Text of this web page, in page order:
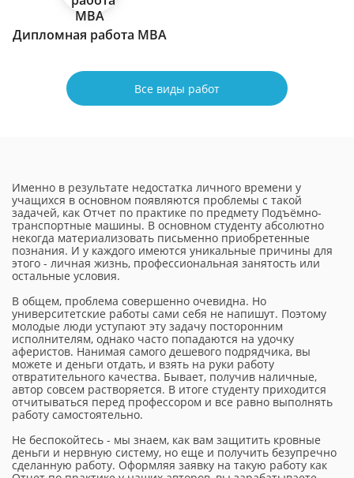
Дипломная работа МВА
Все виды работ
Именно в результате недостатка личного времени у
учащихся в основном появляются проблемы с такой
задачей, как Отчет по практике по предмету Подъёмно-
транспортные машины. В основном студенту абсолютно
некогда материализовать письменно приобретенные
познания. И у каждого имеются уникальные причины для
этого - личная жизнь, профессиональная занятость или
остальные условия.
В общем, проблема совершенно очевидна. Но
университетские работы сами себя не напишут. Поэтому
молодые люди уступают эту задачу посторонним
исполнителям, однако часто попадаются на удочку
аферистов. Нанимая самого дешевого подрядчика, вы
можете и деньги отдать, и взять на руки работу
отвратительного качества. Бывает, получив наличные,
автор совсем растворяется. В итоге студенту приходится
отчитываться перед профессором и все равно выполнять
работу самостоятельно.
Не беспокойтесь - мы знаем, как вам защитить кровные
деньги и нервную систему, но еще и получить безупречно
сделанную работу. Оформляя заявку на такую работу как